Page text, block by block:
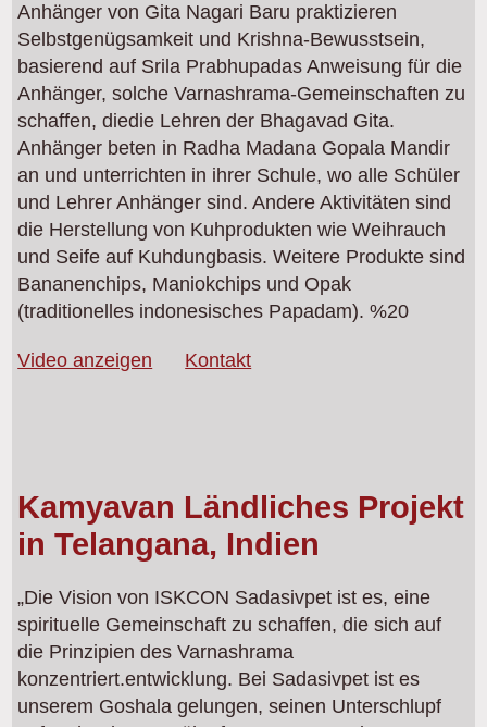
Anhänger von Gita Nagari Baru praktizieren
Selbstgenügsamkeit und Krishna-Bewusstsein,
basierend auf Srila Prabhupadas Anweisung für die
Anhänger, solche Varnashrama-Gemeinschaften zu
schaffen, diedie Lehren der Bhagavad Gita.
Anhänger beten in Radha Madana Gopala Mandir
an und unterrichten in ihrer Schule, wo alle Schüler
und Lehrer Anhänger sind. Andere Aktivitäten sind
die Herstellung von Kuhprodukten wie Weihrauch
und Seife auf Kuhdungbasis. Weitere Produkte sind
Bananenchips, Maniokchips und Opak
(traditionelles indonesisches Papadam). %20
Video anzeigen Kontakt
Kamyavan Ländliches Projekt
in Telangana, Indien
„Die Vision von ISKCON Sadasivpet ist es, eine
spirituelle Gemeinschaft zu schaffen, die sich auf
die Prinzipien des Varnashrama
konzentriert.entwicklung. Bei Sadasivpet ist es
unserem Goshala gelungen, seinen Unterschlupf